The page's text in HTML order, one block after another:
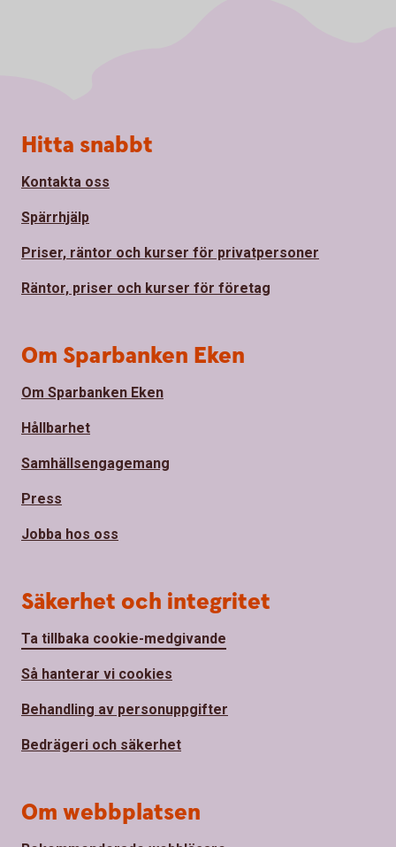
Sidfot
Hitta snabbt
Kontakta oss
Spärrhjälp
Priser, räntor och kurser för privatpersoner
Räntor, priser och kurser för företag
Om Sparbanken Eken
Om Sparbanken Eken
Hållbarhet
Samhällsengagemang
Press
Jobba hos oss
Säkerhet och integritet
Ta tillbaka cookie-medgivande
Så hanterar vi cookies
Behandling av personuppgifter
Bedrägeri och säkerhet
Om webbplatsen